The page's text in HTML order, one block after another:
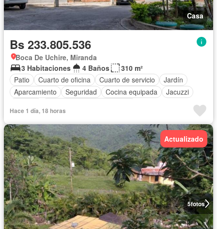
Casa
Bs 233.805.536
Boca De Uchire, Miranda
3 Habitaciones
4 Baños
310 m²
Patio
Cuarto de oficina Cuarto de servicio
Jardín
Aparcamiento
Seguridad Cocina equipada
Jacuzzi
Hace 1 día, 18 horas
5fotos
Actualizado